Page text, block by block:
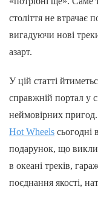
століття не втрачає
вигадуючи нові
азарт.
У цій статті
справжній портал у
неймовірних
Hot Wheels сьогодні
подарунок, що
в океані треків,
поєднання якості,